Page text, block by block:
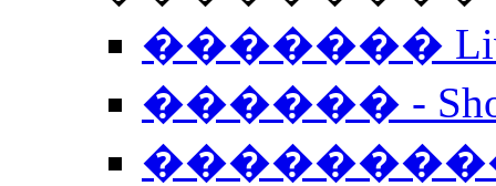
�������
������ -